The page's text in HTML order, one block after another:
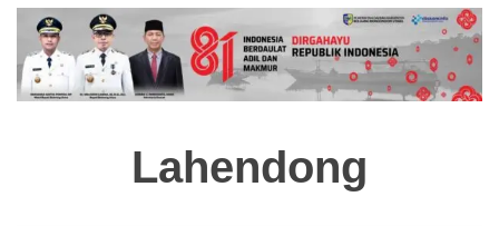
Lahendong